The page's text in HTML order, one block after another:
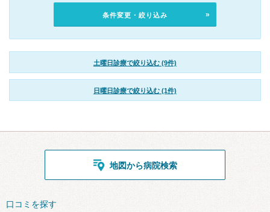
条件変更・絞り込み
土曜日診療で絞り込む (9件)
日曜日診療で絞り込む (1件)
地図から病院検索
口コミを探す